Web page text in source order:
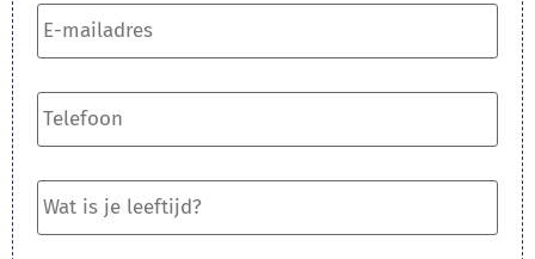
mailadres *
Telefoon *
Wat
is
je